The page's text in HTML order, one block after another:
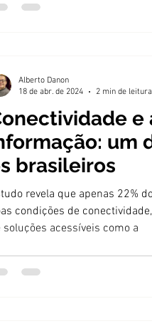
e
um
brasileiros
revela que apenas 22%
condições de
soluções acessíveis como a
Alberto Danon
18 de abr. de 2024
2 min de leitura